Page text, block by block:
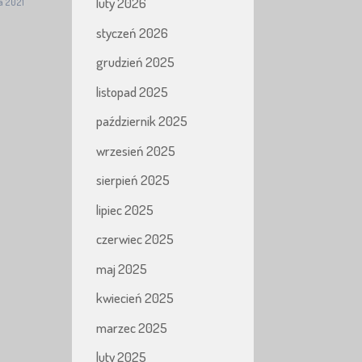
styczeń 2026
grudzień 2025
listopad 2025
październik 2025
wrzesień 2025
sierpień 2025
lipiec 2025
czerwiec 2025
maj 2025
kwiecień 2025
marzec 2025
luty 2025